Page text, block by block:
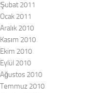
Şubat 2011
Ocak 2011
Aralık 2010
Kasım 2010
Ekim 2010
Eylül 2010
Ağustos 2010
Temmuz 2010